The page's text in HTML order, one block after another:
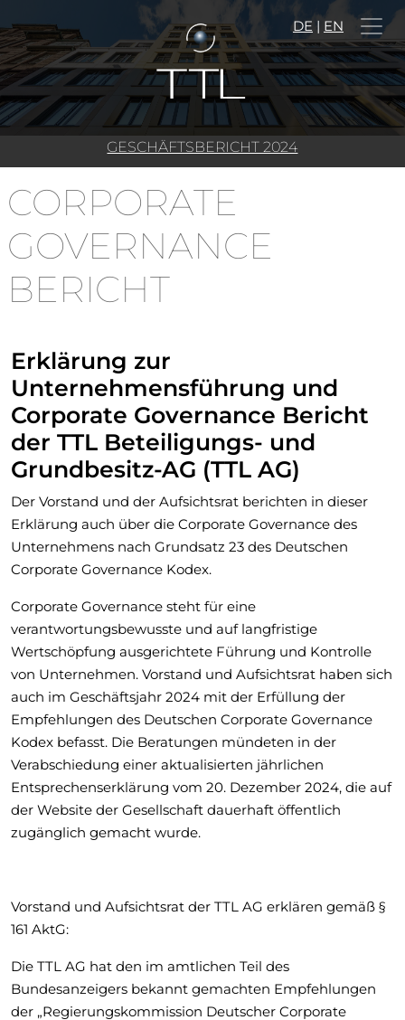
DE | EN
GESCHÄFTSBERICHT 2024
CORPORATE
GOVERNANCE
BERICHT
Erklärung zur
Unternehmensführung und
Corporate Governance Bericht
der TTL Beteiligungs- und
Grundbesitz-AG (TTL AG)
Der Vorstand und der Aufsichtsrat berichten in dieser
Erklärung auch über die Corporate Governance des
Unternehmens nach Grundsatz 23 des Deutschen
Corporate Governance Kodex.
Corporate Governance steht für eine
verantwortungsbewusste und auf langfristige
Wertschöpfung ausgerichtete Führung und Kontrolle
von Unternehmen. Vorstand und Aufsichtsrat haben sich
auch im Geschäftsjahr 2024 mit der Erfüllung der
Empfehlungen des Deutschen Corporate Governance
Kodex befasst. Die Beratungen mündeten in der
Verabschiedung einer aktualisierten jährlichen
Entsprechenserklärung vom 20. Dezember 2024, die auf
der Website der Gesellschaft dauerhaft öffentlich
zugänglich gemacht wurde.
Vorstand und Aufsichtsrat der TTL AG erklären gemäß §
161 AktG:
Die TTL AG hat den im amtlichen Teil des
Bundesanzeigers bekannt gemachten Empfehlungen
der „Regierungskommission Deutscher Corporate